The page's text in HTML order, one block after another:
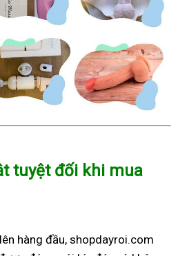
tuyệt đối khi mua
hàng đầu, shopdayroi.com